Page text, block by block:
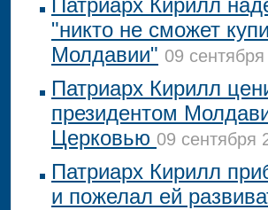
Патриарх Кирилл
"никто не сможет
Молдавии" 09
Патриарх Кирилл
президентом
Церковью 09 сентября
Патриарх Кирилл
и пожелал ей